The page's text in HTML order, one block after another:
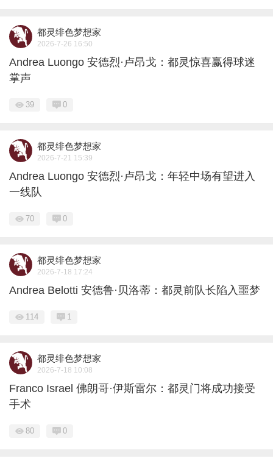
都灵绯色梦想家
2026-7-26 16:50
Andrea Luongo 安德烈·卢昂戈：都灵惊喜赢得球迷
掌声
39 0
都灵绯色梦想家
2026-7-21 15:39
Andrea Luongo 安德烈·卢昂戈：年轻中场有望进入
一线队
70 0
都灵绯色梦想家
2026-7-18 17:24
Andrea Belotti 安德鲁·贝洛蒂：都灵前队长陷入噩梦
114 1
都灵绯色梦想家
2026-7-18 10:08
Franco Israel 佛朗哥·伊斯雷尔：都灵门将成功接受
手术
80 0